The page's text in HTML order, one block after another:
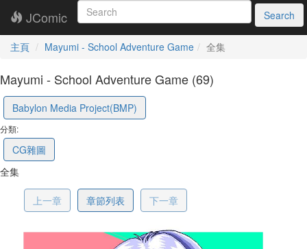
JComic Search
主頁 Mayumi - School Adventure Game 全集
Mayumi - School Adventure Game (69)
Babylon Media Project(BMP)
分類:
CG雜圖
全集
上一章 章節列表 下一章